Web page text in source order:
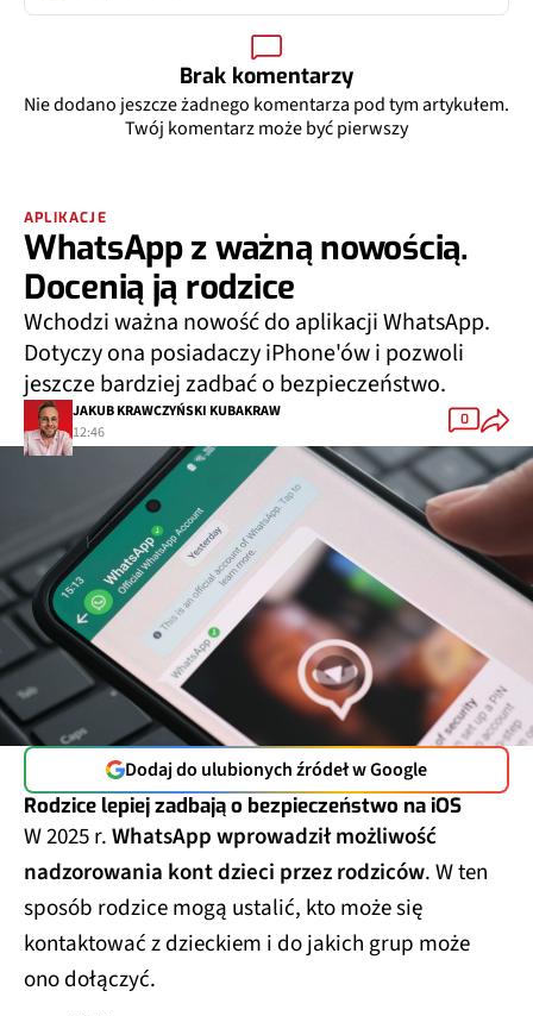
Brak komentarzy
Nie dodano jeszcze żadnego komentarza pod tym artykułem.
Twój komentarz może być pierwszy
APLIKACJE
WhatsApp z ważną nowością.
Docenią ją rodzice
Wchodzi ważna nowość do aplikacji WhatsApp.
Dotyczy ona posiadaczy iPhone'ów i pozwoli
jeszcze bardziej zadbać o bezpieczeństwo.
JAKUB KRAWCZYŃSKI KUBAKRAW
12:46
0
Dodaj do ulubionych źródeł w Google
Rodzice lepiej zadbają o bezpieczeństwo na iOS
W 2025 r.WhatsApp wprowadził możliwość
nadzorowania kont dzieci przez rodziców. W ten
sposób rodzice mogą ustalić, kto może się
kontaktować z dzieckiem i do jakich grup może
ono dołączyć.